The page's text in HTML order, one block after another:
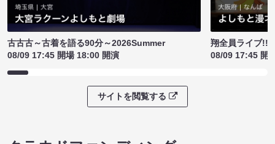
古古古～古着を語る90分～2026Summer
08/09 17:45 開場 18:00 開演
翔全員ライブ!!!
08/09 17:45 開
サイトを閲覧する